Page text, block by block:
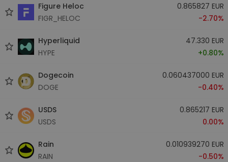
Figure Heloc
FIGR_HELOC
0.865827 EUR
-2.70%
Hyperliquid
HYPE
47.330 EUR
+0.80%
Dogecoin
DOGE
0.060437000 EUR
-0.40%
USDS
USDS
0.865217 EUR
0.00%
Rain
RAIN
0.010939270 EUR
-0.50%